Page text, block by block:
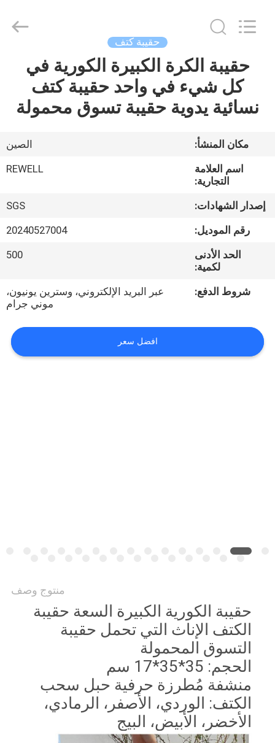
الصفحة
الرئيسية
معلومات
جولة
الجودة
خريطة
Reserved.
حقيبة كتف
حقيبة الكرة الكبيرة الكورية في
كل شيء في واحد حقيبة كتف
نسائية يدوية حقيبة تسوق محمولة
مكان المنشأ:
الصين
اسم العلامة
التجارية:
REWELL
إصدار الشهادات:
SGS
رقم الموديل:
20240527004
الحد الأدنى
لكمية:
500
شروط الدفع:
عبر البريد الإلكتروني، وسترين يونيون،
موني جرام
افضل سعر
منتوج وصف
حقيبة الكورية الكبيرة السعة حقيبة
الكتف الإناث التي تحمل حقيبة
التسوق المحمولة
الحجم: 35*35*17 سم
منشفة مُطرزة حرفية حبل سحب
الكتف: الوردي، الأصفر، الرمادي،
الأخضر، الأبيض، البيج